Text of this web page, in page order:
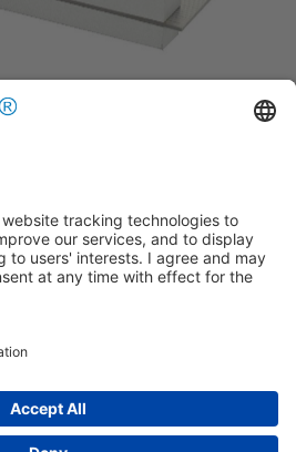
Lamă din oțel inoxidabil călit